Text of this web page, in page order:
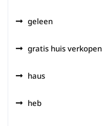
geleen
gratis huis verkopen
haus
heb